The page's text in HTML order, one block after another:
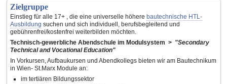
Zielgruppe
Einstieg für alle 17+ , die eine universelle höhere bautechnische HTL-
Ausbildung suchen und sich individuell, berufsbegleitend und
gebührenfrei/kostenfrei weiterbilden möchten.
Technisch-gewerbliche Abendschule im Modulsystem > "Secondary
Technical and Vocational Education"
In Vorkursen, Aufbaukursen und Abendkollegs bieten wir am Bautechnikum
in Wien- St.Marx Module an:
im tertiären Bildungssektor